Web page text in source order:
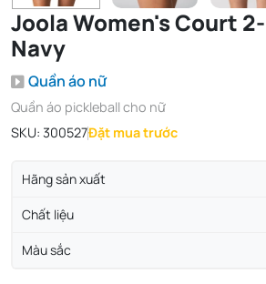
Joola Women's Court
Navy
Quần áo nữ
Quần áo pickleball cho nữ
SKU: 300527Đặt mua trước
Hãng sản xuất
Chất liệu
Màu sắc